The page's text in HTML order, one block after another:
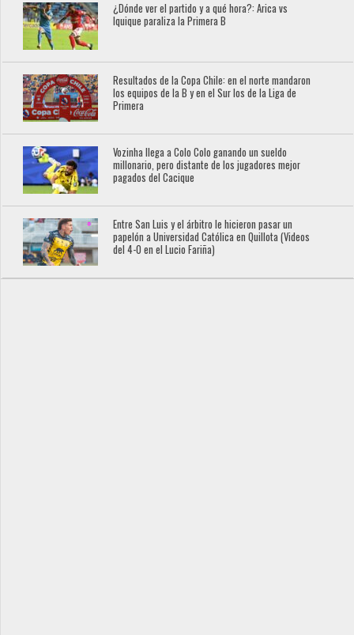
¿Dónde ver el partido y a qué hora?: Arica vs
Iquique paraliza la Primera B
Resultados de la Copa Chile: en el norte mandaron
los equipos de la B y en el Sur los de la Liga de
Primera
Vozinha llega a Colo Colo ganando un sueldo
millonario, pero distante de los jugadores mejor
pagados del Cacique
Entre San Luis y el árbitro le hicieron pasar un
papelón a Universidad Católica en Quillota (Videos
del 4-0 en el Lucio Fariña)